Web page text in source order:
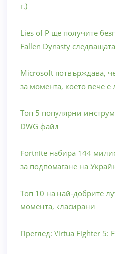
г.)
Lies of P ще получите
Fallen Dynasty
Microsoft потвърждава,
за момента, което вече
Топ 5 популярни
DWG файл
Fortnite набира 144
за подпомагане на
Топ 10 на най-добрите
момента, класирани
Преглед: Virtua Fighter 5: